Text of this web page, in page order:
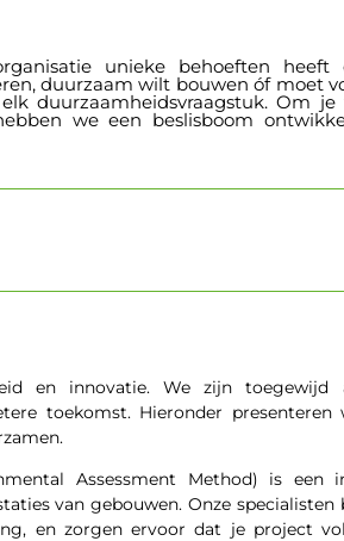
unieke behoeften
duurzaam wilt bouwen óf moet
duurzaamheidsvraagstuk. Om
we een beslisboom
en innovatie. We zijn toegewijd
toekomst. Hieronder presenteren
Assessment Method) is een
van gebouwen. Onze specialisten
en zorgen ervoor dat je project